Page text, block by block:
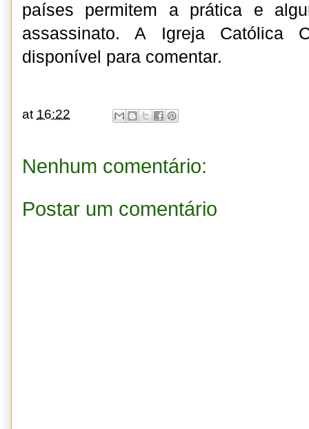
países permitem a prática e
assassinato. A Igreja Católica
disponível para comentar.
at 16:22
Nenhum comentário:
Postar um comentário